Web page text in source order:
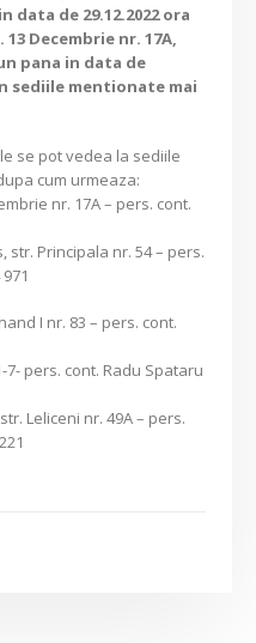
data de 29.12.2022 ora
Decembrie nr. 17A,
pana in data de
sediile mentionate mai
se pot vedea la sediile
cum urmeaza:
nr. 17A – pers. cont.
str. Principala nr. 54 – pers.
I nr. 83 – pers. cont.
7- pers. cont. Radu Spataru
Leliceni nr. 49A – pers.